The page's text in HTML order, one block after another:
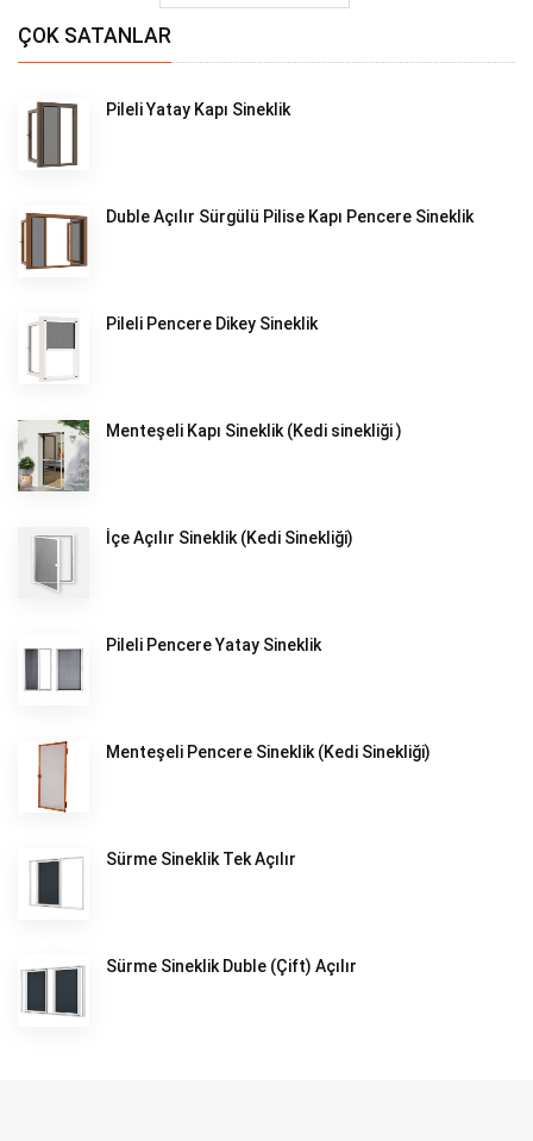
ÇOK SATANLAR
Pileli Yatay Kapı Sineklik
Duble Açılır Sürgülü Pilise Kapı Pencere Sineklik
Pileli Pencere Dikey Sineklik
Menteşeli Kapı Sineklik (Kedi sinekliği )
İçe Açılır Sineklik (Kedi Sinekliği)
Pileli Pencere Yatay Sineklik
Menteşeli Pencere Sineklik (Kedi Sinekliği)
Sürme Sineklik Tek Açılır
Sürme Sineklik Duble (Çift) Açılır